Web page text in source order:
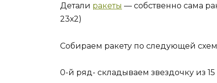
Детали ракеты — собственно сама
23х2)
Собираем ракету по следующей
0-й ряд- складываем звездочку из